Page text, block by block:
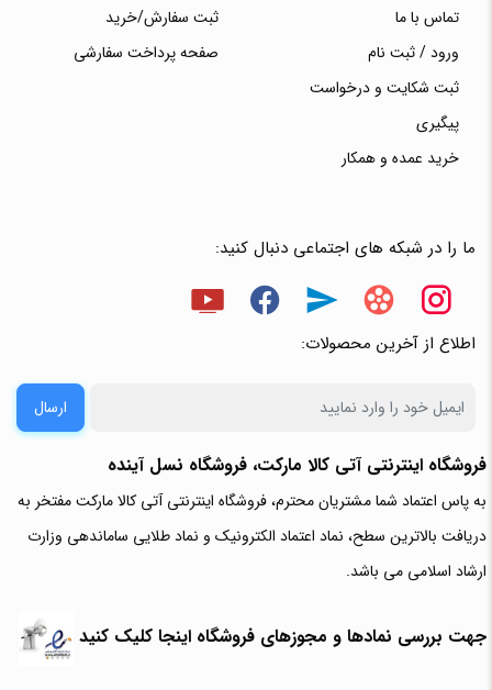
تماس با ما
ورود / ثبت نام
ثبت شکایت و درخواست
پیگیری
خرید عمده و همکار
ثبت سفارش/خرید
صفحه پرداخت سفارشی
ما را در شبکه های اجتماعی دنبال کنید:
اطلاع از آخرین محصولات:
ارسال
فروشگاه اینترنتی آتی‌ کالا مارکت، فروشگاه نسل آینده
به پاس اعتماد شما مشتریان محترم، فروشگاه اینترنتی آتی کالا مارکت مفتخر به
دریافت بالاترین سطح، نماد اعتماد الکترونیک و نماد طلایی ساماندهی وزارت
ارشاد اسلامی می باشد.
جهت بررسی نمادها و مجوزهای فروشگاه اینجا کلیک کنید